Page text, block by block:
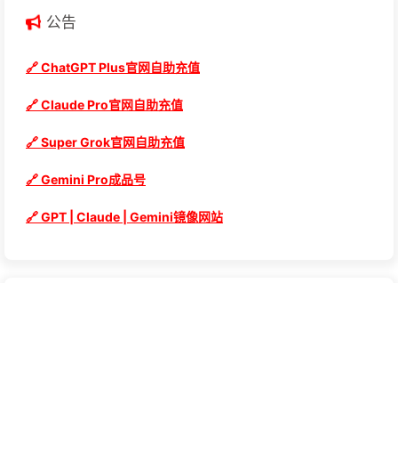
公告
🔗 ChatGPT Plus官网自助充值
🔗 Claude Pro官网自助充值
🔗 Super Grok官网自助充值
🔗 Gemini Pro成品号
🔗 GPT | Claude | Gemini镜像网站